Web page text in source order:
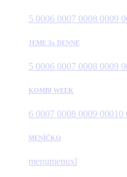
5 0006 0007 0008 0009
JEME 3x DENNE
5 0006 0007 0008 0009
KOMBI WEEK
6 0007 0008 0009 00010
MENÍČKO
menumenuxl